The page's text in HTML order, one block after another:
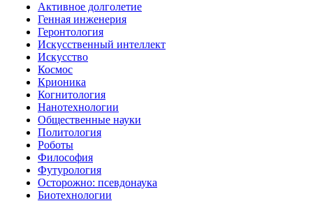
Активное долголетие
Генная инженерия
Геронтология
Искусственный интеллект
Искусство
Космос
Крионика
Когнитология
Нанотехнологии
Общественные науки
Политология
Роботы
Философия
Футурология
Осторожно: псевдонаука
Биотехнологии